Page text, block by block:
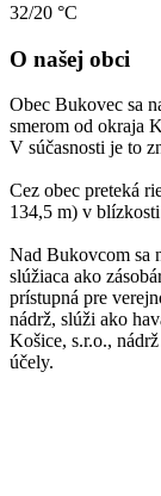
32/20 °C
O našej obci
Obec Bukovec sa
smerom od okraja
V súčasnosti je to
Cez obec preteká
134,5 m) v
Nad Bukovcom sa
slúžiaca ako
prístupná pre
nádrž, slúži ako
Košice, s.r.o.,
účely.